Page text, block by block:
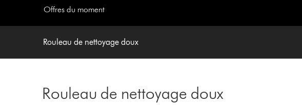
Offres du moment
Rouleau de nettoyage doux
Rouleau de nettoyage doux